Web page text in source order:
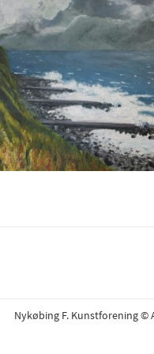
Nykøbing F. Kunstforening